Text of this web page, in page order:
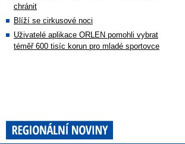
chránit
Blíží se cirkusové noci
Uživatelé aplikace ORLEN pomohli vybrat
téměř 600 tisíc korun pro mladé sportovce